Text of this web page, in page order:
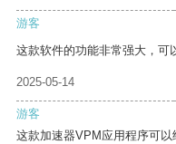
游客
这款软件的功能非常强大，可
2025-05-14
游客
这款加速器VPM应用程序可